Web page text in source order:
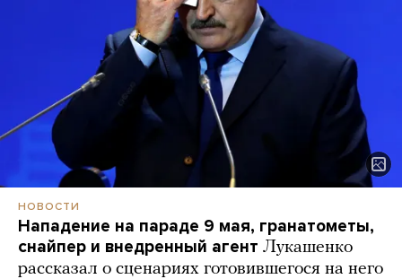
НОВОСТИ
Нападение на параде 9 мая, гранатометы,
снайпер и внедренный агент Лукашенко
рассказал о сценариях готовившегося на него